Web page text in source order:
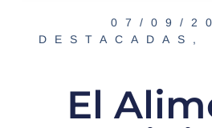
07/09/
DESTACADAS ,
El